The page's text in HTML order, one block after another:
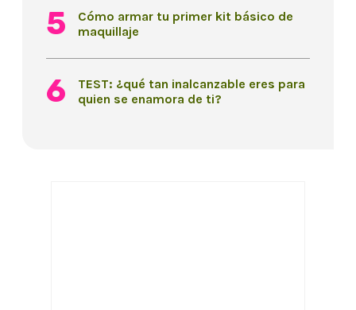
Cómo armar tu primer kit básico de
maquillaje
TEST: ¿qué tan inalcanzable eres para
quien se enamora de ti?